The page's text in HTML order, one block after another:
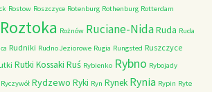
Rostow Roszczyce Rotenburg Rothenburg Rotterdam
Roztoka Rożnów Ruciane-NidaRuda Ruda
Rudniki Rudno Jeziorowe Rugia Rungsted Ruszczyce
Rutki Kossaki Ruś Rybienko Rybno Rybojady
Ryczywół Rydzewo Ryki Ryn Rynek Rynia Rypin Ryte